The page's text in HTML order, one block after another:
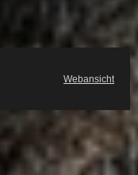
Webansicht